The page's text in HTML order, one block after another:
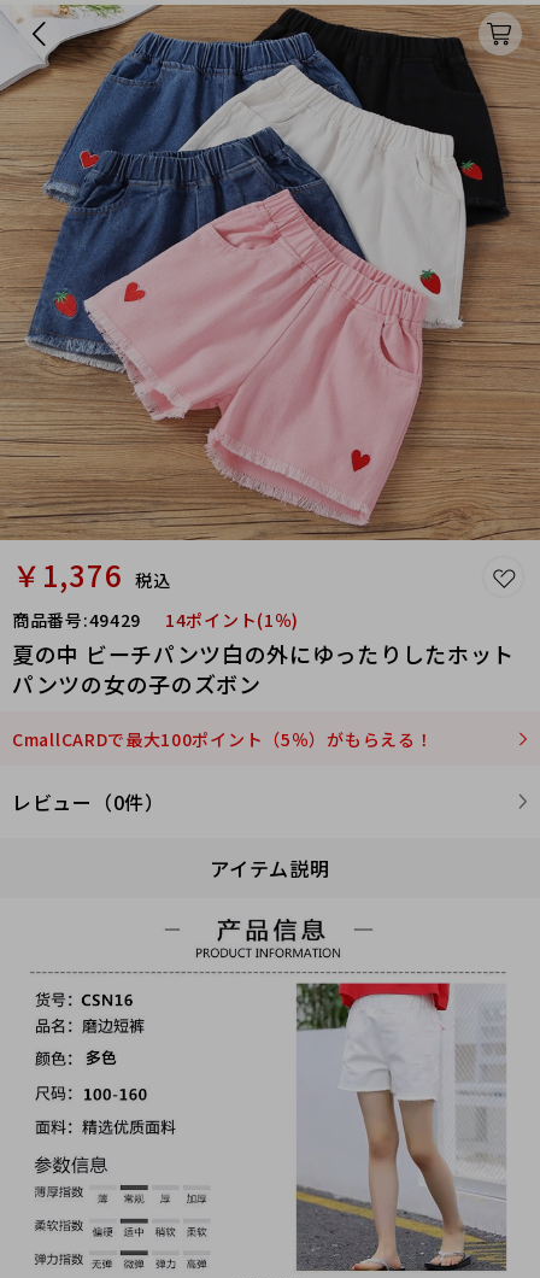
￥1,376 税込
商品番号:49429 14ポイント(1％)
夏の中 ビーチパンツ白の外にゆったりしたホット
パンツの女の子のズボン
CmallCARDで最大100ポイント（5％）がもらえる！
レビュー（0件）
アイテム説明